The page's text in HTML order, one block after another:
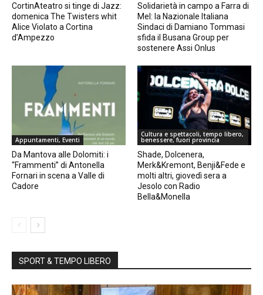
CortinAteatro si tinge di Jazz:
domenica The Twisters whit
Alice Violato a Cortina
d’Ampezzo
Solidarietà in campo a Farra di
Mel: la Nazionale Italiana
Sindaci di Damiano Tommasi
sfida il Busana Group per
sostenere Assi Onlus
Appuntamenti, Eventi
Da Mantova alle Dolomiti: i
“Frammenti” di Antonella
Fornari in scena a Valle di
Cadore
Cultura e spettacoli, tempo libero,
benessere, fuori provincia
Shade, Dolcenera,
Merk&Kremont, Benji&Fede e
molti altri, giovedì sera a
Jesolo con Radio
Bella&Monella
SPORT & TEMPO LIBERO